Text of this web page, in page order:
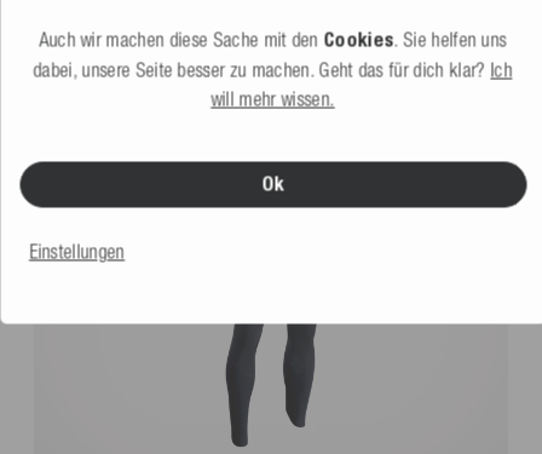
Auch wir machen diese Sache mit den Cookies. Sie helfen uns
dabei, unsere Seite besser zu machen. Geht das für dich klar? Ich
will mehr wissen.
Ok
Einstellungen